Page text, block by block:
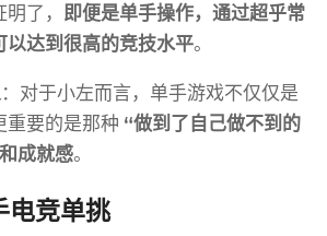
了，
即便是单手操作，通过超乎常
以达到很高的竞技水平。
：对于小左而言，单手游戏不仅仅是
重要的是那种 “做到了自己做不到的
成就感。
电竞单挑